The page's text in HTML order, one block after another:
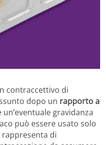
contraccettivo di
dopo un rapporto a
gravidanza
può essere usato solo
rappresenta di